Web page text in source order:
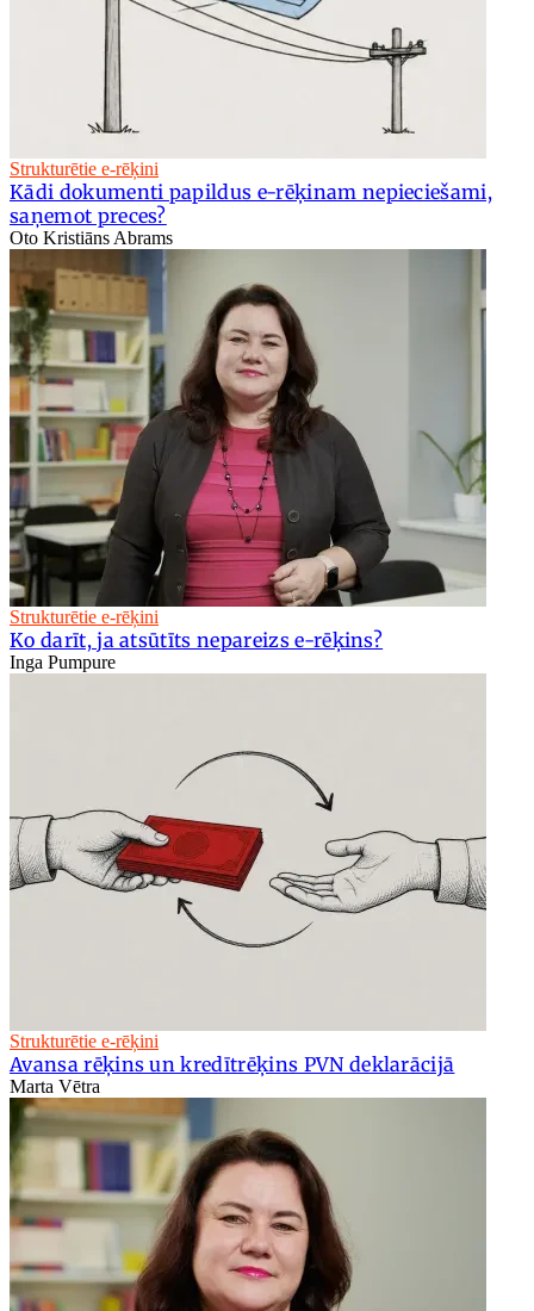
Strukturētie e-rēķini
Kādi dokumenti papildus e-rēķinam nepieciešami,
saņemot preces?
Oto Kristiāns Abrams
Strukturētie e-rēķini
Ko darīt, ja atsūtīts nepareizs e-rēķins?
Inga Pumpure
Strukturētie e-rēķini
Avansa rēķins un kredītrēķins PVN deklarācijā
Marta Vētra